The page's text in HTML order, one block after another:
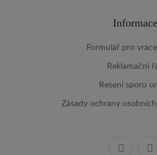
Informace
Formulář pro
Reklamační
Resení sporu
Zásady ochrany